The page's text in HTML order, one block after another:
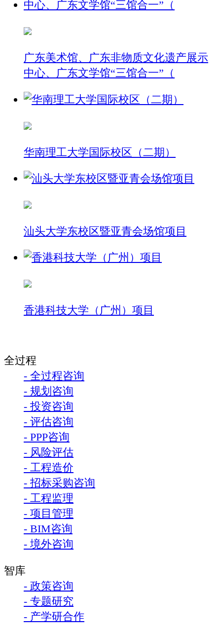
广东美术馆、广东非物质文化遗产展示
中心、广东文学馆“三馆合一”（
华南理工大学国际校区（二期）
汕头大学东校区暨亚青会场馆项目
香港科技大学（广州）项目
全过程
- 全过程咨询
- 规划咨询
- 投资咨询
- 评估咨询
- PPP咨询
- 风险评估
- 工程造价
- 招标采购咨询
- 工程监理
- 项目管理
- BIM咨询
- 境外咨询
智库
- 政策咨询
- 专题研究
- 产学研合作